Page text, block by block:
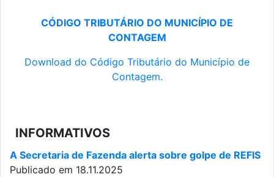
CÓDIGO TRIBUTÁRIO DO MUNICÍPIO DE
CONTAGEM
Download do Código Tributário do Município de
Contagem.
INFORMATIVOS
A Secretaria de Fazenda alerta sobre golpe de REFIS
Publicado em 18.11.2025